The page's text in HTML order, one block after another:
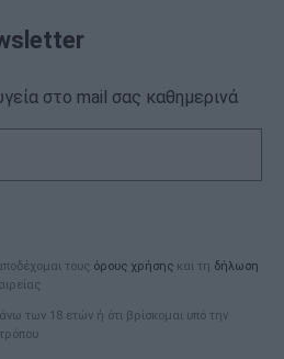
στο mail σας καθημερινά
τους όρους χρήσης και τη δήλωση
των 18 ετών ή ότι βρίσκομαι υπό την